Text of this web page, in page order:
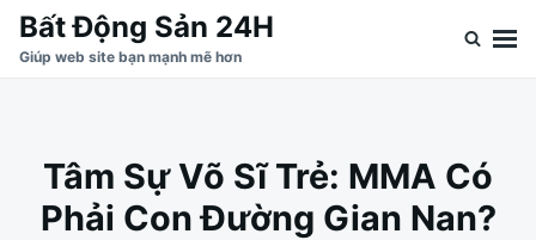
Nhảy
đến
Tìm
kiếm
Bất Động Sản 24H
Giúp web site bạn mạnh mẽ hơn
Tâm Sự Võ Sĩ Trẻ: MMA Có
Phải Con Đường Gian Nan?